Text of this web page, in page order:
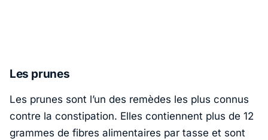
Les prunes
Les prunes sont l’un des remèdes les plus connus
contre la constipation. Elles contiennent plus de 12
grammes de fibres alimentaires par tasse et sont